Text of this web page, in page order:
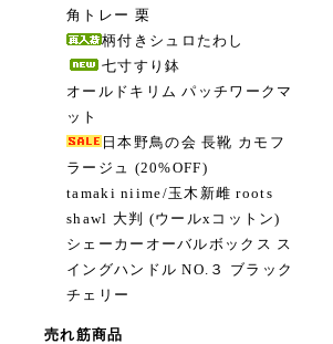
角トレー 栗
柄付きシュロたわし
七寸すり鉢
オールドキリム パッチワークマ
ット
日本野鳥の会 長靴 カモフ
ラージュ (20%OFF)
tamaki niime/玉木新雌 roots
shawl 大判 (ウールxコットン)
シェーカーオーバルボックス ス
イングハンドル NO.３ ブラック
チェリー
売れ筋商品